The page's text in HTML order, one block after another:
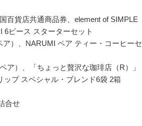
貨店共通商品券、element of SIMPLE
6ピース スターターセット
）、NARUMI ペア ティー・コーヒーセ
）、「ちょっと贅沢な珈琲店（R）」
プ スペシャル・ブレンド6袋 2箱
合せ